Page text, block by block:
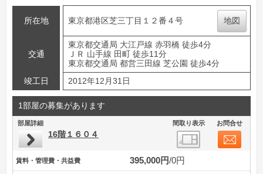
所在地 東京都港区芝三丁目１２番４号 地図
交通
東京都交通局 大江戸線 赤羽橋 徒歩4分
ＪＲ 山手線 田町 徒歩11分
東京都交通局 都営三田線 芝公園 徒歩4分
竣工日
2012年12月31日
1部屋の募集があります
部屋詳細 間取り表示 お問合せ
16階１６０４
賃料・管理費・共益費 395,000円 0円